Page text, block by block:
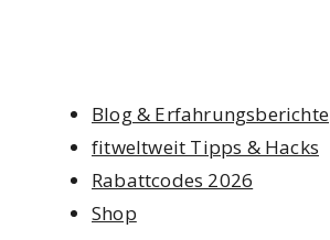
Blog & Erfahrungsberichte
fitweltweit Tipps & Hacks
Rabattcodes 2026
Shop